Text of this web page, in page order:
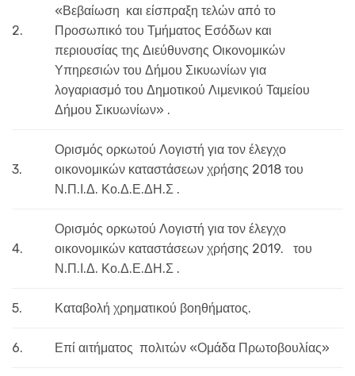
2.
«Βεβαίωση και είσπραξη τελών από το
Προσωπικό του Τμήματος Εσόδων και
περιουσίας της Διεύθυνσης Οικονομικών
Υπηρεσιών του Δήμου Σικυωνίων για
λογαριασμό του Δημοτικού Λιμενικού Ταμείου
Δήμου Σικυωνίων» .
3.
Ορισμός ορκωτού Λογιστή για τον έλεγχο
οικονομικών καταστάσεων χρήσης 2018 του
Ν.Π.Ι.Δ. Κο.Δ.Ε.ΔΗ.Σ .
4.
Ορισμός ορκωτού Λογιστή για τον έλεγχο
οικονομικών καταστάσεων χρήσης 2019. του
Ν.Π.Ι.Δ. Κο.Δ.Ε.ΔΗ.Σ .
5. Καταβολή χρηματικού βοηθήματος.
6. Επί αιτήματος πολιτών «Ομάδα Πρωτοβουλίας»